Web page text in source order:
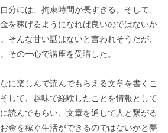
分には、拘束時間が長すぎる。そして、
を稼げるようになれば良いのではないか
そんな甘い話はないと言われそうだが、
その一心で講座を受講した。
に楽しんで読んでもらえる文章を書くこ
して、趣味で経験したことを情報として
読んでもらい、文章を通して人と繋がる
金を稼ぐ生活ができるのではないかと夢